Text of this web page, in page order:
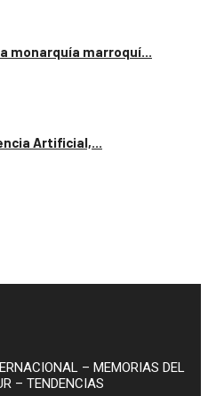
monarquía marroquí...
Artificial,...
– MEMORIAS DEL
– TENDENCIAS